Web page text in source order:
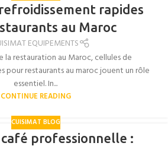
rapides
au Maroc
EQUIPEMENTS
la restauration au Maroc, cellules de
pour restaurants au maroc jouent un rôle
essentiel. In...
CONTINUE READING
CUISIMAT BLOG
café professionnelle :